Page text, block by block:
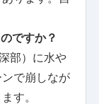
ですか？
部）に水や
で崩しなが
す。